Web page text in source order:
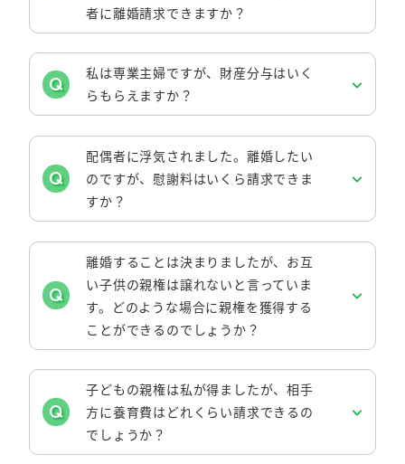
者に離婚請求できますか？
私は専業主婦ですが、財産分与はいく
らもらえますか？
配偶者に浮気されました。離婚したい
のですが、慰謝料はいくら請求できま
すか？
離婚することは決まりましたが、お互
い子供の親権は譲れないと言っていま
す。どのような場合に親権を獲得する
ことができるのでしょうか？
子どもの親権は私が得ましたが、相手
方に養育費はどれくらい請求できるの
でしょうか？